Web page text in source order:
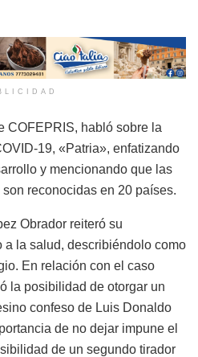
COFEPRIS, habló sobre la
19, «Patria», enfatizando
y mencionando que las
reconocidas en 20 países.
Obrador reiteró su
a la salud, describiéndolo como
En relación con el caso
la posibilidad de otorgar un
confeso de Luis Donaldo
de no dejar impune el
de un segundo tirador